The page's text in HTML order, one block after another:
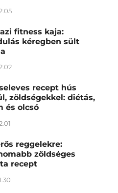
fitness kaja:
kéregben sült
recept hús
zöldségekkel: diétás,
és olcsó
reggelekre:
zöldséges
recept